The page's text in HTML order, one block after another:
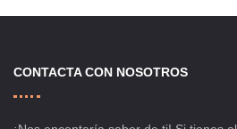
CONTACTA CON NOSOTROS